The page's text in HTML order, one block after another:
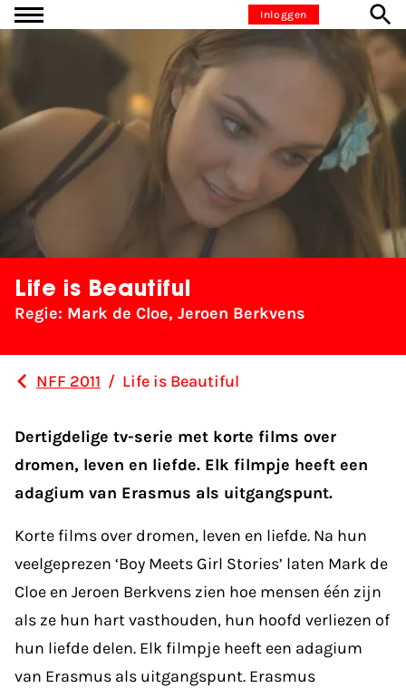
Ga naar inhoudInloggen
Life is Beautiful
Regie: Mark de Cloe, Jeroen Berkvens
NFF 2011 / Life is Beautiful
Dertigdelige tv-serie met korte films over
dromen, leven en liefde. Elk filmpje heeft een
adagium van Erasmus als uitgangspunt.
Korte films over dromen, leven en liefde. Na hun
veelgeprezen ‘Boy Meets Girl Stories’ laten Mark de
Cloe en Jeroen Berkvens zien hoe mensen één zijn
als ze hun hart vasthouden, hun hoofd verliezen of
hun liefde delen. Elk filmpje heeft een adagium
van Erasmus als uitgangspunt. Erasmus